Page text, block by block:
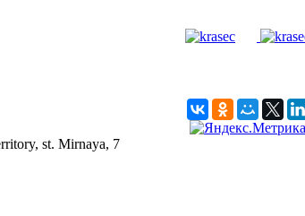
st. Mirnaya, 7